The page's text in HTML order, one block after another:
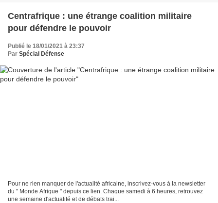
Centrafrique : une étrange coalition militaire
pour défendre le pouvoir
Publié le 18/01/2021 à 23:37
Par Spécial Défense
Pour ne rien manquer de l'actualité africaine, inscrivez-vous à la newsletter
du " Monde Afrique " depuis ce lien. Chaque samedi à 6 heures, retrouvez
une semaine d'actualité et de débats trai...